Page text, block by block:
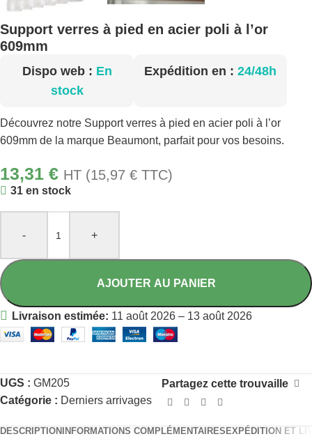
Support verres à pied en acier poli à l’or
609mm
Dispo web : En
stock
Expédition en : 24/48h
Découvrez notre Support verres à pied en acier poli à l’or
609mm de la marque Beaumont, parfait pour vos besoins.
13,31 € HT (15,97 € TTC)
31 en stock
- +
AJOUTER AU PANIER
Livraison estimée: 11 août 2026 – 13 août 2026
UGS : GM205
Catégorie : Derniers arrivages
Partagez cette trouvaille
DESCRIPTION INFORMATIONS COMPLÉMENTAIRES EXPÉDITION ET